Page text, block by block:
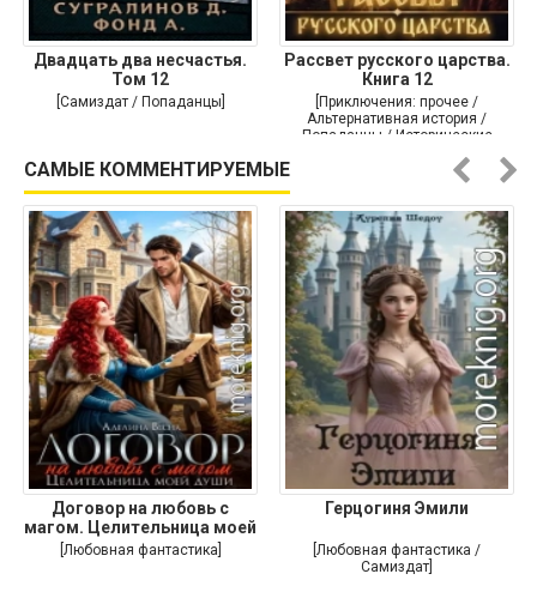
Двадцать два несчастья.
Том 12
[Самиздат / Попаданцы]
Рассвет русского царства.
Книга 12
[Приключения: прочее /
Альтернативная история /
Попаданцы / Исторические
САМЫЕ КОММЕНТИРУЕМЫЕ
Договор на любовь с
магом. Целительница моей
души
[Любовная фантастика]
Герцогиня Эмили
[Любовная фантастика /
Самиздат]